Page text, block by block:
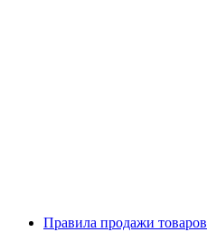
Правила продажи товаров